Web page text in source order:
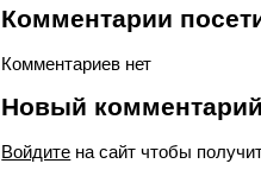
Комментарии
Комментариев нет
Новый
Войдите на сайт чтобы